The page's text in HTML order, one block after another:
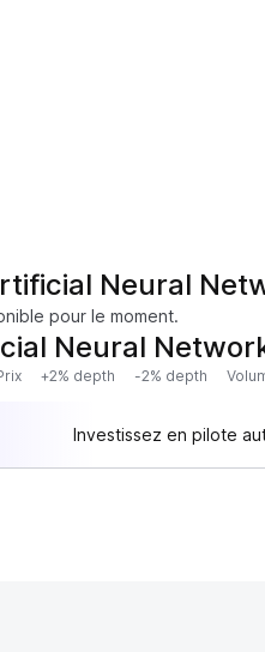
Neural
pour le moment.
Neural
+2% depth -2% depth
Investissez en pilote